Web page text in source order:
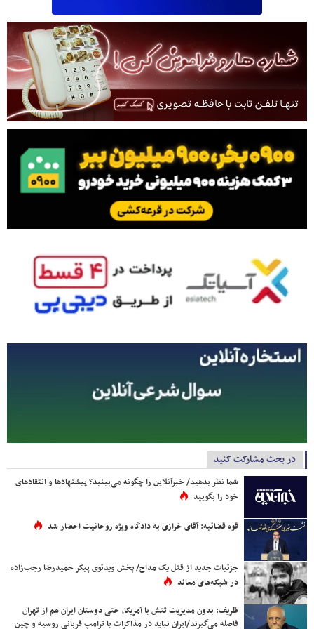
در بحث مشارکت کنید
شما نظر بدهید/ خبرآنلاین را چگونه می‌بینید؟ پیشنهادها و انتقادهای
خود را بگویید
قوه قضائیه: آقای خرازی به دادگاه ویژه روحانیت احضار شد
جزئیات جدید از قتل یک مداح/ پخش ویدئوی پیکر حمیدرضا رجب‌زاده
در شبکه‌های معاند
ظریف: بدون مدیریت تنش با آمریکا، حتی دوستان ایران هم از تهران
فاصله می‌گیرند/ایران نباید در مذاکرات با ترامپ قربانی روسیه و چین